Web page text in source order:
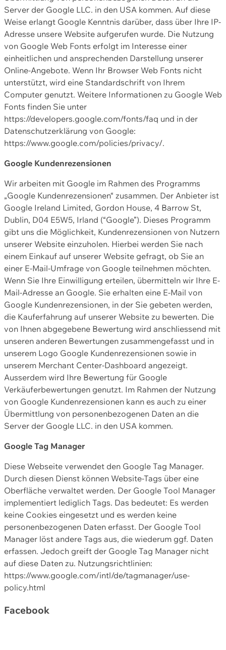
Server der Google LLC. in den USA kommen. Auf diese
Weise erlangt Google Kenntnis darüber, dass über Ihre IP-
Adresse unsere Website aufgerufen wurde. Die Nutzung
von Google Web Fonts erfolgt im Interesse einer
einheitlichen und ansprechenden Darstellung unserer
Online-Angebote. Wenn Ihr Browser Web Fonts nicht
unterstützt, wird eine Standardschrift von Ihrem
Computer genutzt. Weitere Informationen zu Google Web
Fonts finden Sie unter
https://developers.google.com/fonts/faq und in der
Datenschutzerklärung von Google:
https://www.google.com/policies/privacy/.
Google Kundenrezensionen
Wir arbeiten mit Google im Rahmen des Programms
„Google Kundenrezensionen“ zusammen. Der Anbieter ist
Google Ireland Limited, Gordon House, 4 Barrow St,
Dublin, D04 E5W5, Irland (“Google”). Dieses Programm
gibt uns die Möglichkeit, Kundenrezensionen von Nutzern
unserer Website einzuholen. Hierbei werden Sie nach
einem Einkauf auf unserer Website gefragt, ob Sie an
einer E-Mail-Umfrage von Google teilnehmen möchten.
Wenn Sie Ihre Einwilligung erteilen, übermitteln wir Ihre E-
Mail-Adresse an Google. Sie erhalten eine E-Mail von
Google Kundenrezensionen, in der Sie gebeten werden,
die Kauferfahrung auf unserer Website zu bewerten. Die
von Ihnen abgegebene Bewertung wird anschliessend mit
unseren anderen Bewertungen zusammengefasst und in
unserem Logo Google Kundenrezensionen sowie in
unserem Merchant Center-Dashboard angezeigt.
Ausserdem wird Ihre Bewertung für Google
Verkäuferbewertungen genutzt. Im Rahmen der Nutzung
von Google Kundenrezensionen kann es auch zu einer
Übermittlung von personenbezogenen Daten an die
Server der Google LLC. in den USA kommen.
Google Tag Manager
Diese Webseite verwendet den Google Tag Manager.
Durch diesen Dienst können Website-Tags über eine
Oberfläche verwaltet werden. Der Google Tool Manager
implementiert lediglich Tags. Das bedeutet: Es werden
keine Cookies eingesetzt und es werden keine
personenbezogenen Daten erfasst. Der Google Tool
Manager löst andere Tags aus, die wiederum ggf. Daten
erfassen. Jedoch greift der Google Tag Manager nicht
auf diese Daten zu. Nutzungsrichtlinien:
https://www.google.com/intl/de/tagmanager/use-
policy.html
Facebook